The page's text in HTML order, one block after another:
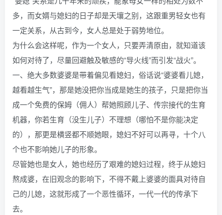
多，而女婿与媳妇的日子却是天壤之别，这跟重男轻女也有
一定关系，从古到今，女人总是处于弱势地位。
为什么会这样呢，作为一个女人，只要弄清原由，就知道该
如何对待了，尽量回避触及敏感的“导火线”而引发“战火”。
一、绝大多数婆婆是带着偏见看媳妇，俗话说“婆婆看儿媳，
越看越生气”，那是她没把你当成是她生的孩子，只是把你当
成一个免费的保姆（佣人）帮她照顾儿子、传宗接代的生育
机器，你若生育（没生儿子）不理想（哪怕不是你能决定
的），那更是横竖都不顺她眼，媳妇不好可以再寻，十个八
个也不影响她儿子的形象。
尽管她也是女人，她也经历了艰难的媳妇过程，终于从媳妇
熬成婆，在旧观念的影响下，不得不戴上婆婆的面具对待自
己的儿媳，这就形成了一个恶性循环，一代一代的传承下
去。